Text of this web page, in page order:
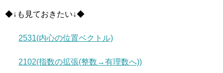
◆↓も見ておきたい↓◆
2531(内心の位置ベクトル)
2102(指数の拡張(整数→有理数へ))